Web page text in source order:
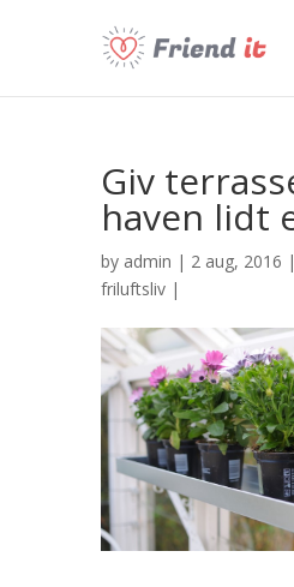
Giv
haven lidt
by admin | 2 aug, 2016 |
friluftsliv |